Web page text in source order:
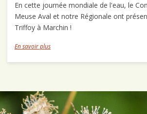
En cette journée mondiale de l'eau, le
Meuse Aval et notre Régionale ont
Triffoy à Marchin !
En savoir plus